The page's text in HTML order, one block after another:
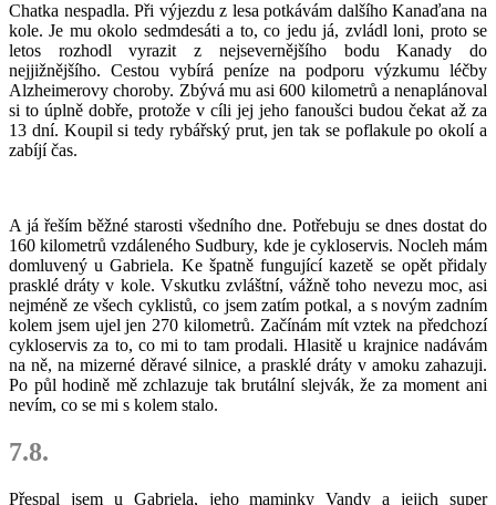
Chatka nespadla. Při výjezdu z lesa potkávám dalšího Kanaďana na
kole. Je mu okolo sedmdesáti a to, co jedu já, zvládl loni, proto se
letos rozhodl vyrazit z nejsevernějšího bodu Kanady do
nejjižnějšího. Cestou vybírá peníze na podporu výzkumu léčby
Alzheimerovy choroby. Zbývá mu asi 600 kilometrů a nenaplánoval
si to úplně dobře, protože v cíli jej jeho fanoušci budou čekat až za
13 dní. Koupil si tedy rybářský prut, jen tak se poflakule po okolí a
zabíjí čas.
A já řeším běžné starosti všedního dne. Potřebuju se dnes dostat do
160 kilometrů vzdáleného Sudbury, kde je cykloservis. Nocleh mám
domluvený u Gabriela. Ke špatně fungující kazetě se opět přidaly
prasklé dráty v kole. Vskutku zvláštní, vážně toho nevezu moc, asi
nejméně ze všech cyklistů, co jsem zatím potkal, a s novým zadním
kolem jsem ujel jen 270 kilometrů. Začínám mít vztek na předchozí
cykloservis za to, co mi to tam prodali. Hlasitě u krajnice nadávám
na ně, na mizerné děravé silnice, a prasklé dráty v amoku zahazuji.
Po půl hodině mě zchlazuje tak brutální slejvák, že za moment ani
nevím, co se mi s kolem stalo.
7.8.
Přespal jsem u Gabriela, jeho maminky Vandy a jejich super